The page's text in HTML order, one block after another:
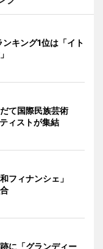
キング1位は「イト
て国際民族芸術
ィストが集結
フィナンシェ」
に「グランディー